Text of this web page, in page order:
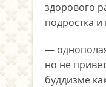
здорового
подростка и
—
но не
буддизме